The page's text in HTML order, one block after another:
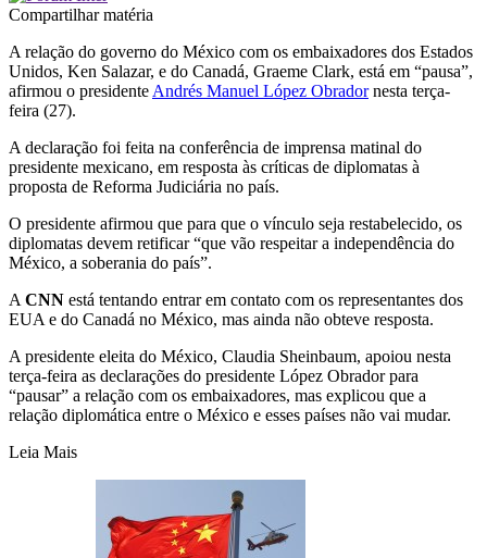
Compartilhar matéria
A relação do governo do México com os embaixadores dos Estados
Unidos, Ken Salazar, e do Canadá, Graeme Clark, está em “pausa”,
afirmou o presidente Andrés Manuel López Obradornesta terça-
feira (27).
A declaração foi feita na conferência de imprensa matinal do
presidente mexicano, em resposta às críticas de diplomatas à
proposta de Reforma Judiciária no país.
O presidente afirmou que para que o vínculo seja restabelecido, os
diplomatas devem retificar “que vão respeitar a independência do
México, a soberania do país”.
A CNN está tentando entrar em contato com os representantes dos
EUA e do Canadá no México, mas ainda não obteve resposta.
A presidente eleita do México, Claudia Sheinbaum, apoiou nesta
terça-feira as declarações do presidente López Obrador para
“pausar” a relação com os embaixadores, mas explicou que a
relação diplomática entre o México e esses países não vai mudar.
Leia Mais